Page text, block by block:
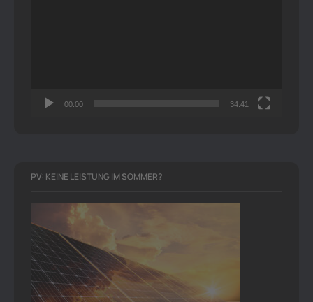
00:00 34:41
PV: KEINE LEISTUNG IM SOMMER?